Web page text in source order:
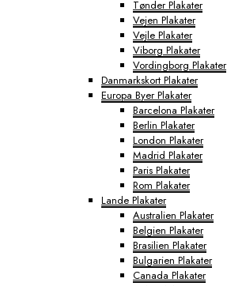
Tønder Plakater
Vejen Plakater
Vejle Plakater
Viborg Plakater
Vordingborg Plakater
Danmarkskort Plakater
Europa Byer Plakater
Barcelona Plakater
Berlin Plakater
London Plakater
Madrid Plakater
Paris Plakater
Rom Plakater
Lande Plakater
Australien Plakater
Belgien Plakater
Brasilien Plakater
Bulgarien Plakater
Canada Plakater